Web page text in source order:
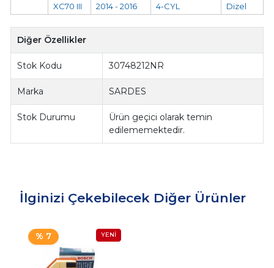
XC70 III 2014 - 2016 4-CYL Dizel
Diğer Özellikler
Stok Kodu 30748212NR
Marka SARDES
Stok Durumu
Ürün geçici olarak temin
edilememektedir.
İlginizi Çekebilecek Diğer Ürünler
% 7